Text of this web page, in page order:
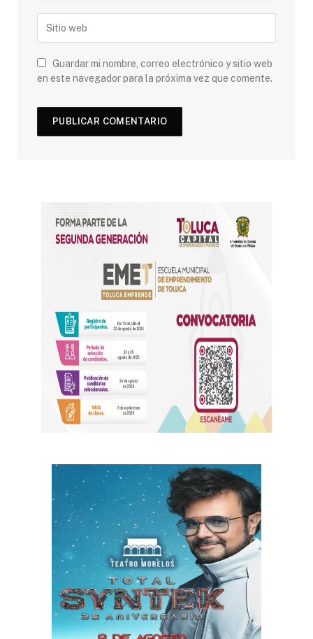
Guardar mi nombre, correo electrónico y sitio web
en este navegador para la próxima vez que comente.